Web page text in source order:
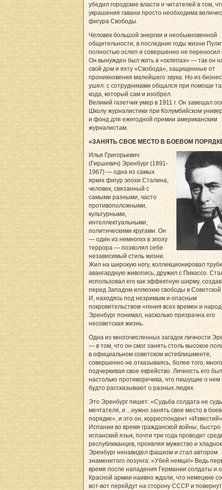
убедил городские власти и читателей в том,
украшения гавани просто необходима
фигура Свободы.
Человек большой энергии и необыкновенной
общительности, в последние годы жизни
полностью ослеп и совершенно не
Он вынужден был жить в «склепах» — так он
свой дом и яхту «Свобода», защищенные от
проникновения малейшего звука. Но из
ушел: с сотрудниками общался при помощи
кода, который сам и изобрел.
Великий газетчик умер в 1911 г. Он завещал
Школу журналистики при Колумбийском
и фонд для ежегодной премии американским
журналистам.
«ЗАНЯТЬ СВОЕ МЕСТО В БОЕВОМ
Илья Григорьевич
(Гиршевич) Эренбург (1891-
1967) — одна из самых
ярких фигур эпохи Сталина,
человек, связанный с
самыми разными, часто
противоположными,
культурными,
интеллектуальными,
политическими кругами. Он
— один из немногих в эпоху
террора — позволял себе
независимый стиль жизни.
Жил на широкую ногу, коллекционировал
авангардную живопись, дружил с Пикассо.
использовал его как эффектную ширму,
перед Западом иллюзию свободы в Советской
И, находясь под незримым и опасным
покровительством «гения всех времен и
Эренбург понимал, насколько призрачна его
несоветская жизнь.
Одна из многочисленных загадок личности
— в том, что он смог занять столь высокое
в официальном советском истеблишменте,
совершенно не отказываясь, более того,
подчеркивая свое еврейство. Личность его
настолько противоречива, что пишущие о нем
будто рассказывают о разных людях.
Это Эренбург пишет: «Судьба солдата не
мечтателя, и ...нужно занять свое место в
порядке», и это он, корреспондент
Испании во время гражданской войны, быстро
испанский язык, почти три года проводит
республиканцев, проявляя мужество и
Эренбург ненавидел фашизм и стал автором
знаменитого лозунга: «Убей немца!» Ведь
время после нападения Германии солдаты и
Красной армии наивно ждали, что немецкие
вот-вот перейдут на сторону СССР и